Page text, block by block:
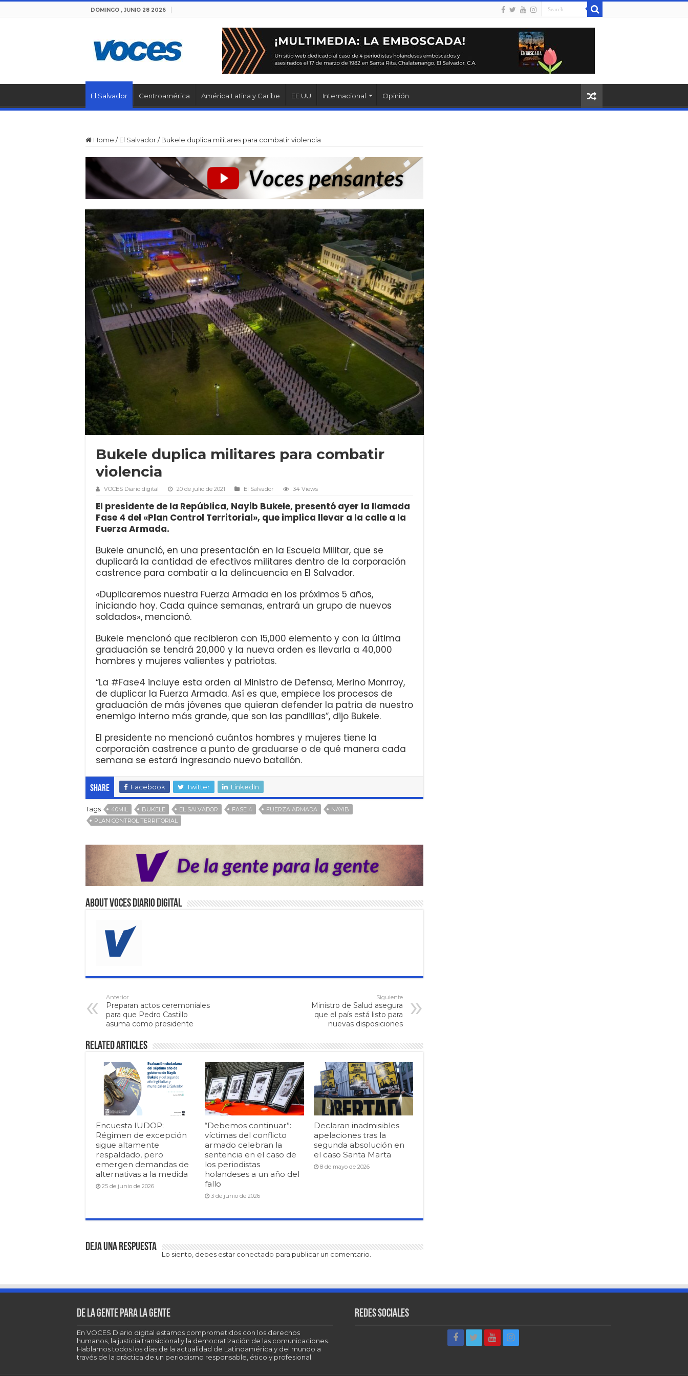
DOMINGO , JUNIO 28 2026
El Salvador Centroamérica América Latina y Caribe EE.UU Internacional Opinión
Home / El Salvador/ Bukele duplica militares para combatir violencia
Bukele duplica militares para combatir
violencia
VOCES Diario digital 20 de julio de 2021 El Salvador 34 Views
El presidente de la República, Nayib Bukele, presentó ayer la llamada
Fase 4 del «Plan Control Territorial», que implica llevar a la calle a la
Fuerza Armada.
Bukele anunció, en una presentación en la Escuela Militar, que se
duplicará la cantidad de efectivos militares dentro de la corporación
castrence para combatir a la delincuencia en El Salvador.
«Duplicaremos nuestra Fuerza Armada en los próximos 5 años,
iniciando hoy. Cada quince semanas, entrará un grupo de nuevos
soldados», mencionó.
Bukele mencionó que recibieron con 15,000 elemento y con la última
graduación se tendrá 20,000 y la nueva orden es llevarla a 40,000
hombres y mujeres valientes y patriotas.
“La #Fase4 incluye esta orden al Ministro de Defensa, Merino Monrroy,
de duplicar la Fuerza Armada. Así es que, empiece los procesos de
graduación de más jóvenes que quieran defender la patria de nuestro
enemigo interno más grande, que son las pandillas”, dijo Bukele.
El presidente no mencionó cuántos hombres y mujeres tiene la
corporación castrence a punto de graduarse o de qué manera cada
semana se estará ingresando nuevo batallón.
Share Facebook Twitter LinkedIn
Tags 40MIL BUKELE EL SALVADOR FASE 4 FUERZA ARMADA
NAYIB
PLAN CONTROL TERRITORIAL
About VOCES Diario digital
Anterior
Preparan actos ceremoniales
para que Pedro Castillo
asuma como presidente
Siguiente
Ministro de Salud asegura
que el país está listo para
nuevas disposiciones
Related Articles
Encuesta IUDOP:
Régimen de excepción
sigue altamente
respaldado, pero
emergen demandas de
alternativas a la medida
25 de junio de 2026
“Debemos continuar”:
víctimas del conflicto
armado celebran la
sentencia en el caso de
los periodistas
holandeses a un año del
fallo
3 de junio de 2026
Declaran inadmisibles
apelaciones tras la
segunda absolución en
el caso Santa Marta
8 de mayo de 2026
Deja una respuesta
Lo siento, debes estar conectado para publicar un comentario.
De la gente para la gente
En VOCES Diario digital estamos comprometidos con los derechos
humanos, la justicia transicional y la democratización de las comunicaciones.
Hablamos todos los días de la actualidad de Latinoamérica y del mundo a
través de la práctica de un periodismo responsable, ético y profesional.
Redes sociales